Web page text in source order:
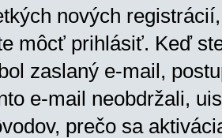
nových
môcť prihlásiť. Keď
zaslaný e-mail,
e-mail neobdržali,
prečo sa